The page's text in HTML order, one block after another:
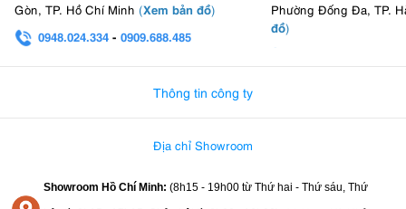
Gòn, TP. Hồ Chí Minh (Xem bản đồ)
0948.024.334 - 0909.688.485
Phường Đống Đa, TP.
đồ)
Thông tin công ty
Địa chỉ Showroom
Showroom Hồ Chí Minh: (8h15 - 19h00 từ Thứ hai - Thứ sáu, Thứ